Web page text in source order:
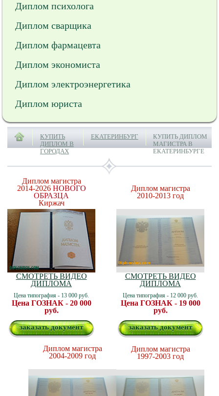
Диплом психолога
Диплом сварщика
Диплом фармацевта
Диплом экономиста
Диплом электроэнергетика
Диплом юриста
КУПИТЬ
ДИПЛОМ В
ГОРОДАХ
ЕКАТЕРИНБУРГ
КУПИТЬ ДИПЛОМ
МАГИСТРА В
ЕКАТЕРИНБУРГЕ
Диплом магистра
2014-2026 НОВОГО
ОБРАЗЦА
Киржач
СМОТРЕТЬ ВИДЕО
ДИПЛОМА
Цена типография - 13 000 руб.
Цена ГОЗНАК - 20 000
руб.
заказать документ
Диплом магистра
2010-2013 год
СМОТРЕТЬ ВИДЕО
ДИПЛОМА
Цена типография - 12 000 руб.
Цена ГОЗНАК - 19 000
руб.
заказать документ
Диплом магистра
2004-2009 год
Диплом магистра
1997-2003 год